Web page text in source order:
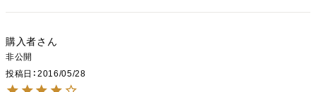
購入者
非公開
投稿日
2016/05/28